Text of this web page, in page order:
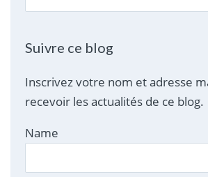
for:
Suivre ce blog
Inscrivez votre nom et adresse
recevoir les actualités de ce blog.
Name